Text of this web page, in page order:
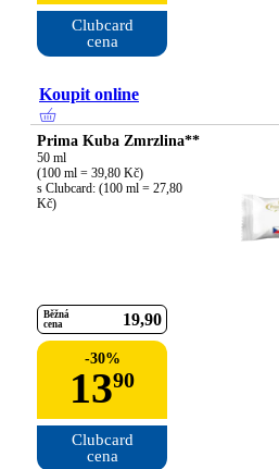
Clubcard
cena
Koupit online
Prima Kuba Zmrzlina**
50 ml
(100 ml = 39,80 Kč)
s Clubcard: (100 ml = 27,80
Kč)
Běžná
cena
19 90
-30%
1390
Clubcard
cena